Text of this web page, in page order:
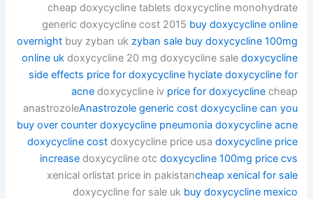
cheap doxycycline tablets doxycycline monohydrate
generic doxycycline cost 2015 buy doxycycline online
overnight buy zyban uk zyban sale buy doxycycline 100mg
online uk doxycycline 20 mg doxycycline sale doxycycline
side effects price for doxycycline hyclate doxycycline for
acne doxycycline iv price for doxycycline cheap
anastrozoleAnastrozole generic cost doxycycline can you
buy over counter doxycycline pneumonia doxycycline acne
doxycycline cost doxycycline price usa doxycycline price
increase doxycycline otc doxycycline 100mg price cvs
xenical orlistat price in pakistancheap xenical for sale
doxycycline for sale uk buy doxycycline mexico